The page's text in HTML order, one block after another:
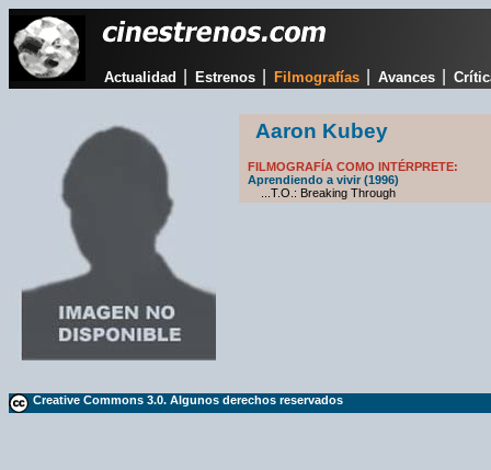
Actualidad Estrenos Filmografías Avances
Aaron Kubey
FILMOGRAFÍA COMO INTÉRPRETE:
Aprendiendo a vivir (1996)
...T.O.: Breaking Through
Creative Commons 3.0. Algunos derechos reservados